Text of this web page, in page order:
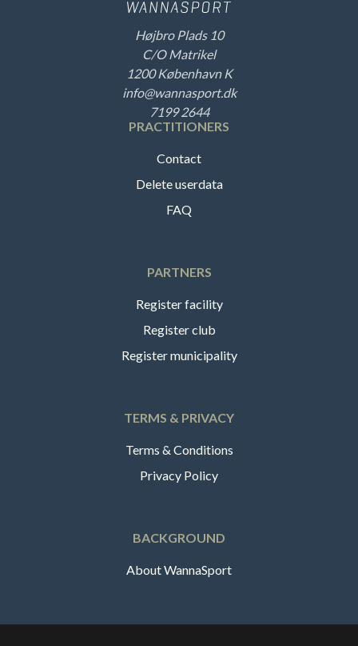
Højbro Plads 10
C/O Matrikel
1200 København K
info@wannasport.dk
7199 2644
PRACTITIONERS
Contact
Delete userdata
FAQ
PARTNERS
Register facility
Register club
Register municipality
TERMS & PRIVACY
Terms & Conditions
Privacy Policy
BACKGROUND
About WannaSport